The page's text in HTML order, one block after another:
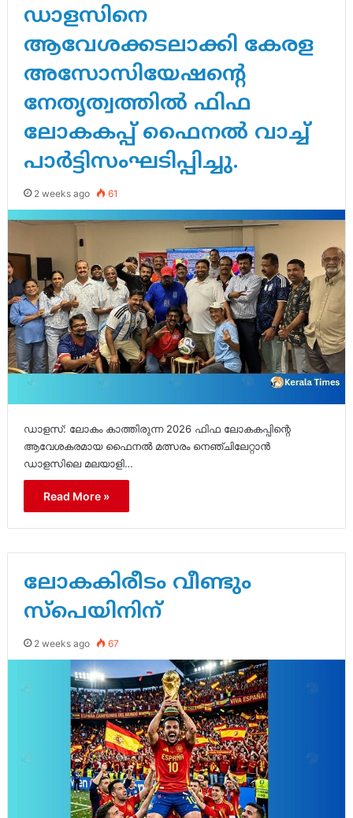
ഡാളസിനെ
ആവേശക്കടലാക്കി കേരള
അസോസിയേഷന്റെ
നേതൃത്വത്തിൽ ഫിഫ
ലോകകപ്പ് ഫൈനൽ വാച്ച്
പാർട്ടിസംഘടിപ്പിച്ചു.
2 weeks ago 61
ഡാളസ്: ലോകം കാത്തിരുന്ന 2026 ഫിഫ ലോകകപ്പിന്റെ
ആവേശകരമായ ഫൈനൽ മത്സരം നെഞ്ചിലേറ്റാൻ
ഡാളസിലെ മലയാളി…
Read More »
ലോകകിരീടം വീണ്ടും
സ്പെയിനിന്
2 weeks ago 67